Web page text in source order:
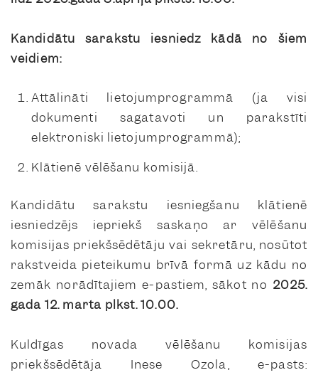
Kandidātu sarakstu iesniedz kādā no šiem
veidiem:
Attālināti lietojumprogrammā (ja visi
dokumenti sagatavoti un parakstīti
elektroniski lietojumprogrammā);
Klātienē vēlēšanu komisijā.
Kandidātu sarakstu iesniegšanu klātienē
iesniedzējs iepriekš saskaņo ar vēlēšanu
komisijas priekšsēdētāju vai sekretāru, nosūtot
rakstveida pieteikumu brīvā formā uz kādu no
zemāk norādītajiem e-pastiem, sākot no 2025.
gada 12. marta plkst. 10.00.
Kuldīgas novada vēlēšanu komisijas
priekšsēdētāja Inese Ozola, e-pasts: